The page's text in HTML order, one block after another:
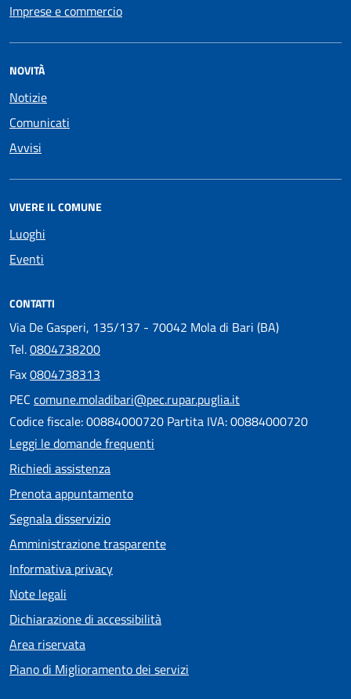
Imprese e commercio
NOVITÀ
Notizie
Comunicati
Avvisi
VIVERE IL COMUNE
Luoghi
Eventi
CONTATTI
Via De Gasperi, 135/137 - 70042 Mola di Bari (BA)
Tel.0804738200
Fax0804738313
PEC comune.moladibari@pec.rupar.puglia.it
Codice fiscale: 00884000720 Partita IVA: 00884000720
Leggi le domande frequenti
Richiedi assistenza
Prenota appuntamento
Segnala disservizio
Amministrazione trasparente
Informativa privacy
Note legali
Dichiarazione di accessibilità
Area riservata
Piano di Miglioramento dei servizi